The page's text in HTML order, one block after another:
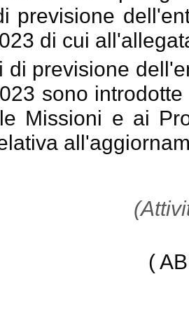
previsione
di cui
di previsione
sono
Missioni e ai
(